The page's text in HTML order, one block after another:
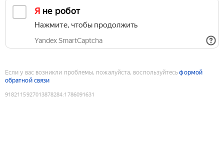
Я не робот
Нажмите, чтобы продолжить
Yandex SmartCaptcha
Если у вас возникли проблемы, пожалуйста, воспользуйтесьформой
обратной связи
9182115927013878284:1786091631